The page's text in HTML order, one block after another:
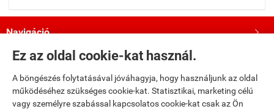
Ez az oldal cookie-kat használ.
A böngészés folytatásával jóváhagyja, hogy használjunk az oldal
működéséhez szükséges cookie-kat. Statisztikai, marketing célú
vagy személyre szabással kapcsolatos cookie-kat csak az Ön
Navigáció 
Saját fiók
Bemutatkozás